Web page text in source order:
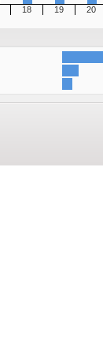
18 19 20